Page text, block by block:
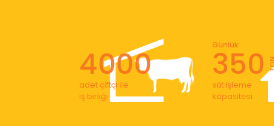
4000
adet çiftçi ile
iş birliği
350
Günlük
süt işleme
kapasitesi